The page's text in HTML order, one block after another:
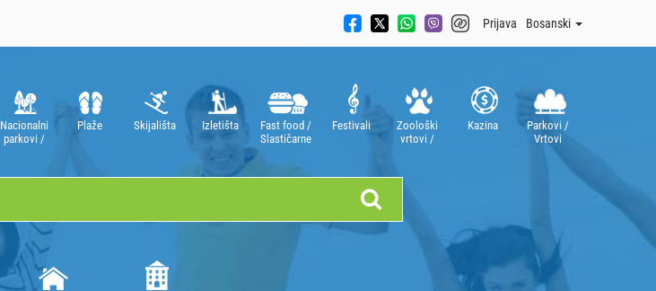
Prijava Bosanski
Nacionalni
parkovi /
Plaže Skijališta Izletišta
Fast food /
Slastičarne
Festivali
Zoološki
vrtovi /
Kazina
Parkovi /
Vrtovi